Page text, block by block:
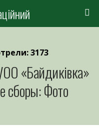
3173
«Байдиківка»
сборы: Фото